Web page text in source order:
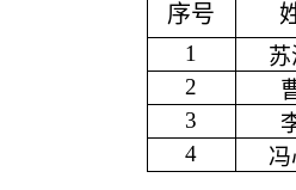
序号
1
2
3
4